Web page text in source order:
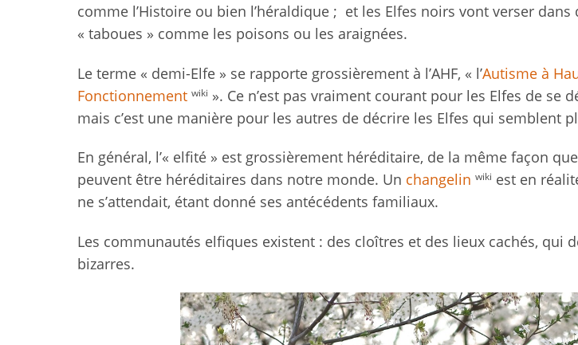
comme l’Histoire ou bien l’héraldique ; et les Elfes noirs vont verser
« taboues » comme les poisons ou les araignées.
Le terme « demi-Elfe » se rapporte grossièrement à l’AHF, « l’Autisme à
Fonctionnement wiki ». Ce n’est pas vraiment courant pour les Elfes de se
mais c’est une manière pour les autres de décrire les Elfes qui semblent
En général, l’« elfité » est grossièrement héréditaire, de la même façon
peuvent être héréditaires dans notre monde. Un changelin wiki est en
ne s’attendait, étant donné ses antécédents familiaux.
Les communautés elfiques existent : des cloîtres et des lieux cachés, qui
bizarres.